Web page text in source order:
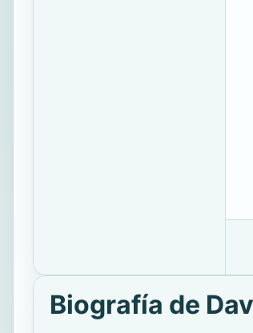
Biografía de